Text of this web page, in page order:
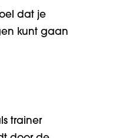
dat je
kunt gaan
trainer